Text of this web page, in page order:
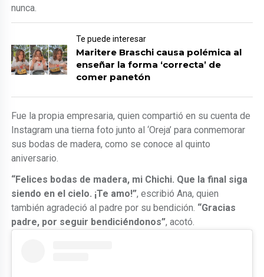
nunca.
Te puede interesar
Maritere Braschi causa polémica al
enseñar la forma ‘correcta’ de
comer panetón
Fue la propia empresaria, quien compartió en su cuenta de
Instagram una tierna foto junto al ‘Oreja’ para conmemorar
sus bodas de madera, como se conoce al quinto
aniversario.
“Felices bodas de madera, mi Chichi. Que la final siga
siendo en el cielo. ¡Te amo!”, escribió Ana, quien
también agradeció al padre por su bendición. “Gracias
padre, por seguir bendiciéndonos”, acotó.